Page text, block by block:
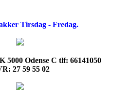
Tirsdag - Fredag.
5000 Odense C tlf: 66141050
27 59 55 02